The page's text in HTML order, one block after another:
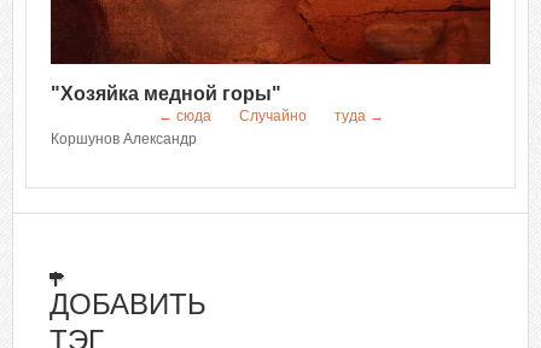
"Хозяйка медной горы"
← сюда Случайно
туда →
Коршунов Александр
ДОБАВИТЬ
ТЭГ